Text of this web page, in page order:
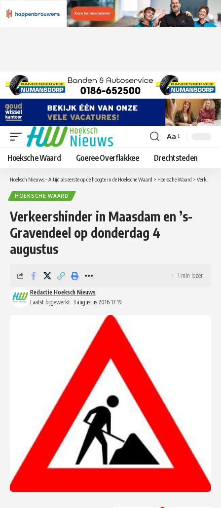
Lettergrootte
aanpassen
Aa
Hoeksche Waard Goeree Overflakkee Drechtsteden
Hoeksch Nieuws – Altijd als eerste op de hoogte in de Hoeksche Waard > Hoeksche Waard > Verkeershinder in Maasdam en ’s-Gravendeel op donderdag 4 augustus
HOEKSCHE WAARD
Verkeershinder in Maasdam en ’s-
Gravendeel op donderdag 4
augustus
Laatst bijgewerkt: 3 augustus 2016 17:19
Redactie Hoeksch Nieuws
1 min lezen